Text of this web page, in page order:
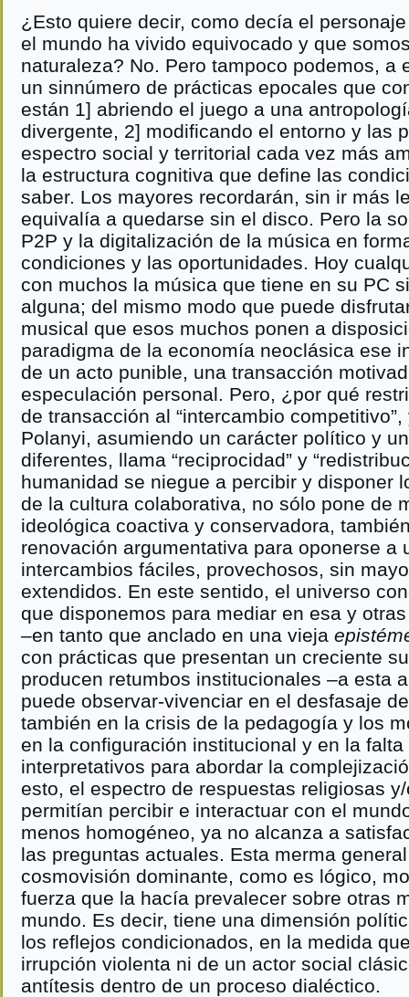
¿Esto quiere decir, como decía el
el mundo ha vivido equivocado y que
naturaleza? No. Pero tampoco podemos, a
un sinnúmero de prácticas epocales que
están 1] abriendo el juego a una
divergente, 2] modificando el entorno y las
espectro social y territorial cada vez más
la estructura cognitiva que define las
saber. Los mayores recordarán, sin ir más
equivalía a quedarse sin el disco. Pero la
P2P y la digitalización de la música en
condiciones y las oportunidades. Hoy
con muchos la música que tiene en su PC
alguna; del mismo modo que puede
musical que esos muchos ponen a
paradigma de la economía neoclásica ese
de un acto punible, una transacción
especulación personal. Pero, ¿por qué
de transacción al “intercambio
Polanyi, asumiendo un carácter político y
diferentes, llama “reciprocidad” y
humanidad se niegue a percibir y disponer
de la cultura colaborativa, no sólo pone de
ideológica coactiva y conservadora,
renovación argumentativa para oponerse a
intercambios fáciles, provechosos, sin
extendidos. En este sentido, el universo
que disponemos para mediar en esa y
–en tanto que anclado en una vieja
con prácticas que presentan un creciente
producen retumbos institucionales –a esta
puede observar-vivenciar en el desfasaje
también en la crisis de la pedagogía y los
en la configuración institucional y en la
interpretativos para abordar la
esto, el espectro de respuestas religiosas
permitían percibir e interactuar con el
menos homogéneo, ya no alcanza a
las preguntas actuales. Esta merma
cosmovisión dominante, como es lógico,
fuerza que la hacía prevalecer sobre otras
mundo. Es decir, tiene una dimensión
los reflejos condicionados, en la medida
irrupción violenta ni de un actor social
antítesis dentro de un proceso dialéctico.